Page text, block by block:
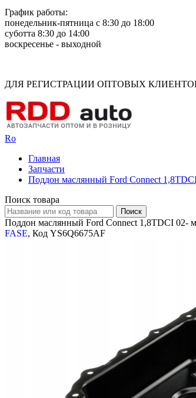
График работы:
понедельник-пятница с 8:30 до 18:00
суботта 8:30 до 14:00
воскресенье - выходной
ДЛЯ РЕГИСТРАЦИИ ОПТОВЫХ
Ro
Главная
Запчасти
Поддон маслянный Ford Connect
Поиск товара
Поддон маслянный Ford Connect 1,8TDCI 02-
FASE, Код YS6Q6675AF